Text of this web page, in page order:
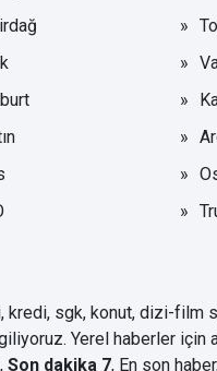
kredi, sgk, konut, dizi-film
Yerel haberler için
, Son dakika 7, En son